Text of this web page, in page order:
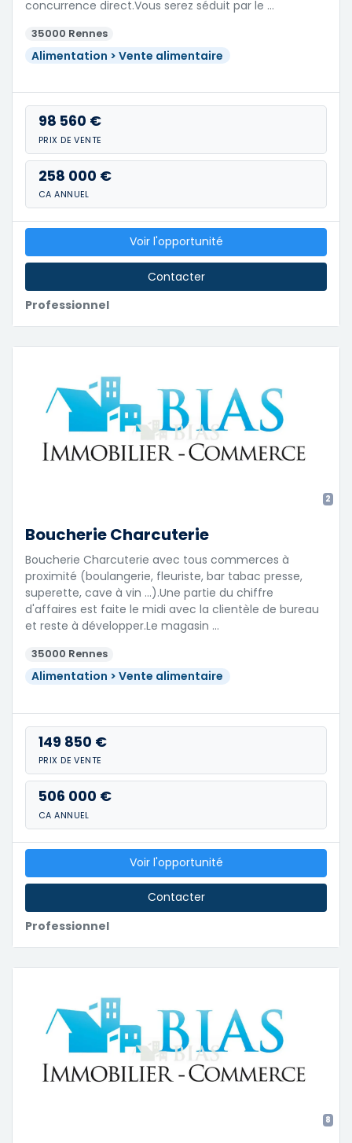
concurrence direct.Vous serez séduit par le …
35000 Rennes
Alimentation > Vente alimentaire
98 560 €
PRIX DE VENTE
258 000 €
CA ANNUEL
Professionnel
Voir l'opportunité
Contacter
2
Boucherie Charcuterie
Boucherie Charcuterie avec tous commerces à
proximité (boulangerie, fleuriste, bar tabac presse,
superette, cave à vin ...).Une partie du chiffre
d'affaires est faite le midi avec la clientèle de bureau
et reste à développer.Le magasin …
35000 Rennes
Alimentation > Vente alimentaire
149 850 €
PRIX DE VENTE
506 000 €
CA ANNUEL
Professionnel
Voir l'opportunité
Contacter
8